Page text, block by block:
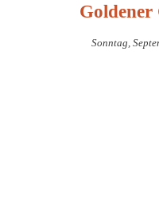
Goldener
Sonntag,